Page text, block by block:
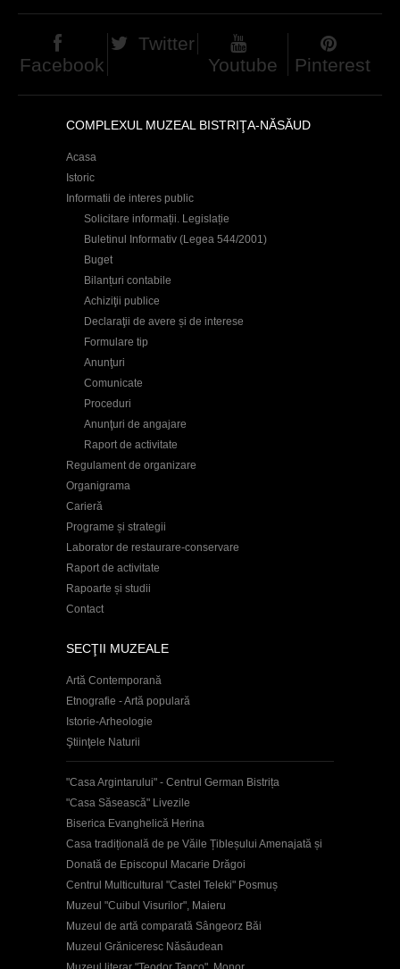
Facebook
Twitter
Youtube
Pinterest
COMPLEXUL MUZEAL BISTRIŢA-NĂSĂUD
Acasa
Istoric
Informatii de interes public
Solicitare informații. Legislație
Buletinul Informativ (Legea 544/2001)
Buget
Bilanțuri contabile
Achiziţii publice
Declaraţii de avere și de interese
Formulare tip
Anunţuri
Comunicate
Proceduri
Anunţuri de angajare
Raport de activitate
Regulament de organizare
Organigrama
Carieră
Programe și strategii
Laborator de restaurare-conservare
Raport de activitate
Rapoarte și studii
Contact
SECŢII MUZEALE
Artă Contemporană
Etnografie - Artă populară
Istorie-Arheologie
Ştiinţele Naturii
"Casa Argintarului" - Centrul German Bistrița
"Casa Săsească" Livezile
Biserica Evanghelică Herina
Casa tradițională de pe Văile Țibleșului Amenajată și
Donată de Episcopul Macarie Drăgoi
Centrul Multicultural "Castel Teleki" Posmuș
Muzeul "Cuibul Visurilor", Maieru
Muzeul de artă comparată Sângeorz Băi
Muzeul Grăniceresc Năsăudean